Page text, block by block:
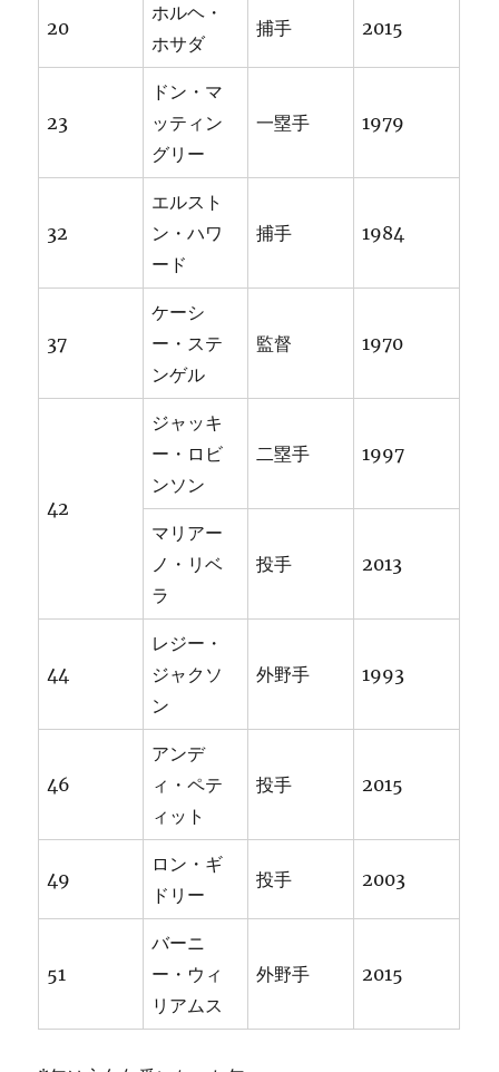
20
ホルヘ・
ホサダ
捕手 2015
23
ドン・マ
ッティン
グリー
一塁手 1979
32
エルスト
ン・ハワ
ード
捕手 1984
37
ケーシ
ー・ステ
ンゲル
監督 1970
42
ジャッキ
ー・ロビ
ンソン
二塁手 1997
マリアー
ノ・リベ
ラ
投手 2013
44
レジー・
ジャクソ
ン
外野手 1993
46
アンデ
ィ・ペテ
ィット
投手 2015
49
ロン・ギ
ドリー
投手 2003
51
バーニ
ー・ウィ
リアムス
外野手 2015